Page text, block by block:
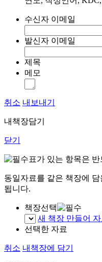
수신자 이메일
발신자 이메일
제목
메모
취소 내보내기
내책장담기
닫기
표가 있는 항목은
동일자료를 같은 책장에
됩니다.
책장선택
새 책장 만들어 자
선택한 자료
취소 내책장에 담기